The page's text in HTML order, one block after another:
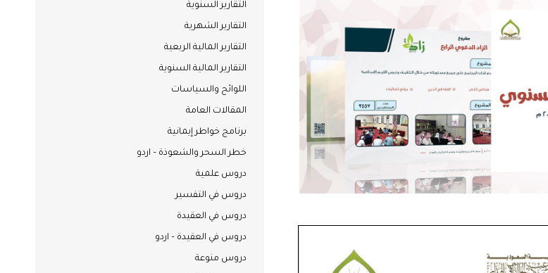
التقارير السنوية
التقارير الشهرية
التقارير المالية الربعية
التقارير المالية السنوية
اللوائح والسياسات
المقالات العامة
برنامج خواطر إيمانية
خطر السحر والشعوذة – اردو
دروس علمية
دروس في التفسير
دروس في العقيدة
دروس في العقيدة – اردو
دروس منوعة